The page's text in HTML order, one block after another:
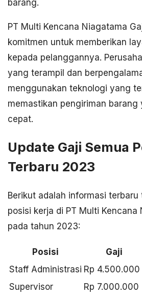
barang.
PT Multi Kencana Niagatama
komitmen untuk memberikan
kepada pelanggannya.
yang terampil dan
menggunakan teknologi yang
memastikan pengiriman barang
cepat.
Update Gaji Semua
Terbaru 2023
Berikut adalah informasi
posisi kerja di PT Multi Kencana
pada tahun 2023:
Posisi
Gaji
Staff Administrasi Rp 4.500.000
Supervisor
Rp 7.000.000